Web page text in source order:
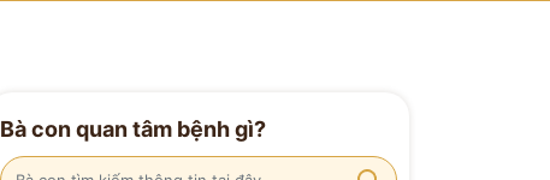
Bà con quan tâm bệnh gì?